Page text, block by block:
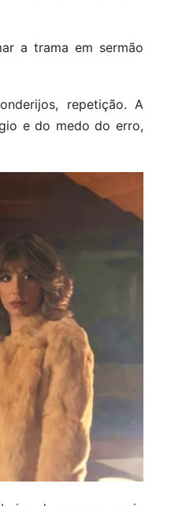
a trama em sermão
repetição. A
e do medo do erro,